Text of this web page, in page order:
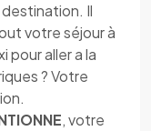
destination. Il
votre séjour à
pour aller a la
? Votre
, votre